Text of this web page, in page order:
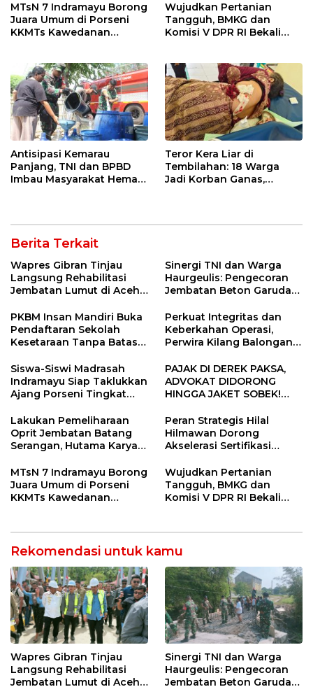
MTsN 7 Indramayu Borong
Juara Umum di Porseni
KKMTs Kawedanan
Wujudkan Pertanian
Tangguh, BMKG dan
Komisi V DPR RI Bekali
Antisipasi Kemarau
Panjang, TNI dan BPBD
Imbau Masyarakat Hemat
Teror Kera Liar di
Tembilahan: 18 Warga
Jadi Korban Ganas,
Berita Terkait
Wapres Gibran Tinjau
Langsung Rehabilitasi
Jembatan Lumut di Aceh
Konektivitas Pulih Cepat
Sinergi TNI dan Warga
Haurgeulis: Pengecoran
Jembatan Beton Garuda
PKBM Insan Mandiri Buka
Pendaftaran Sekolah
Kesetaraan Tanpa Batas
Perkuat Integritas dan
Keberkahan Operasi,
Perwira Kilang Balongan
Siswa-Siswi Madrasah
Indramayu Siap Taklukkan
Ajang Porseni Tingkat
PAJAK DI DEREK PAKSA,
ADVOKAT DIDORONG
HINGGA JAKET SOBEK!
Ngamuk Kepung Polresta
Pekanbaru!
Lakukan Pemeliharaan
Oprit Jembatan Batang
Serangan, Hutama Karya
55 Tol Binjai–Langsa
Peran Strategis Hilal
Hilmawan Dorong
Akselerasi Sertifikasi
Entaskan Kemiskinan di
Indramayu
MTsN 7 Indramayu Borong
Juara Umum di Porseni
KKMTs Kawedanan
Wujudkan Pertanian
Tangguh, BMKG dan
Komisi V DPR RI Bekali
Rekomendasi untuk kamu
Wapres Gibran Tinjau
Langsung Rehabilitasi
Jembatan Lumut di Aceh
Sinergi TNI dan Warga
Haurgeulis: Pengecoran
Jembatan Beton Garuda